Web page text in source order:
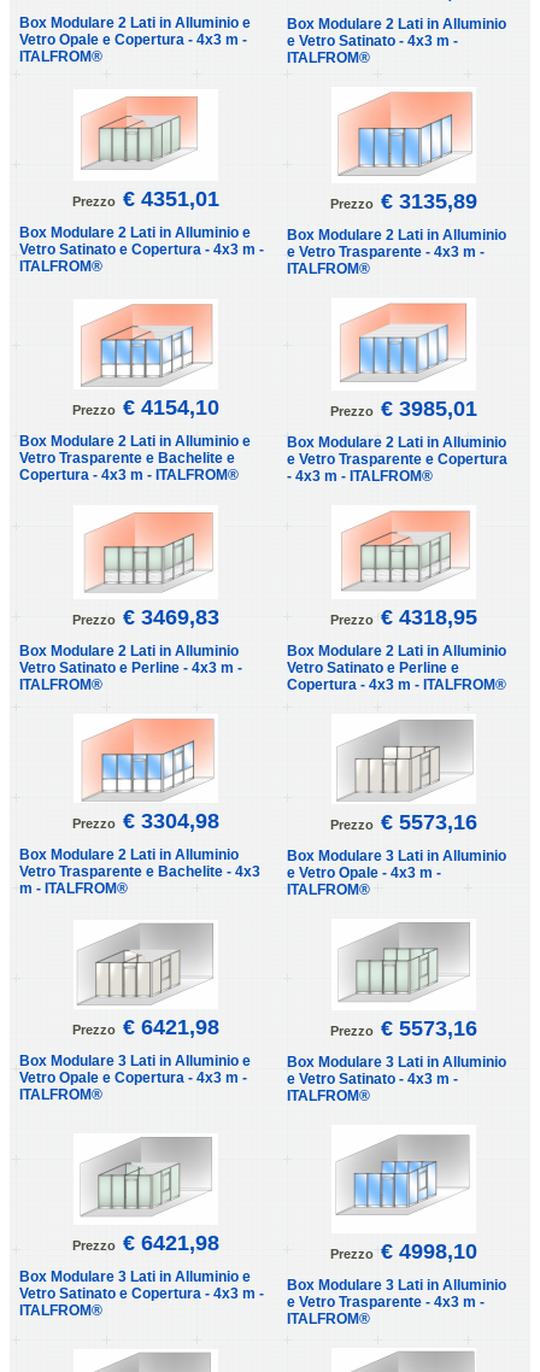
Box Modulare 2 Lati in Alluminio e
Vetro Opale e Copertura - 4x3 m -
ITALFROM®
Box Modulare 2 Lati in Alluminio
e Vetro Satinato - 4x3 m -
ITALFROM®
Prezzo € 4351,01
Box Modulare 2 Lati in Alluminio e
Vetro Satinato e Copertura - 4x3 m -
ITALFROM®
Prezzo € 3135,89
Box Modulare 2 Lati in Alluminio
e Vetro Trasparente - 4x3 m -
ITALFROM®
Prezzo € 4154,10
Box Modulare 2 Lati in Alluminio e
Vetro Trasparente e Bachelite e
Copertura - 4x3 m - ITALFROM®
Prezzo € 3985,01
Box Modulare 2 Lati in Alluminio
e Vetro Trasparente e Copertura
- 4x3 m - ITALFROM®
Prezzo € 3469,83
Box Modulare 2 Lati in Alluminio
Vetro Satinato e Perline - 4x3 m -
ITALFROM®
Prezzo € 4318,95
Box Modulare 2 Lati in Alluminio
Vetro Satinato e Perline e
Copertura - 4x3 m - ITALFROM®
Prezzo € 3304,98
Box Modulare 2 Lati in Alluminio
Vetro Trasparente e Bachelite - 4x3
m - ITALFROM®
Prezzo € 5573,16
Box Modulare 3 Lati in Alluminio
e Vetro Opale - 4x3 m -
ITALFROM®
Prezzo € 6421,98
Box Modulare 3 Lati in Alluminio e
Vetro Opale e Copertura - 4x3 m -
ITALFROM®
Prezzo € 5573,16
Box Modulare 3 Lati in Alluminio
e Vetro Satinato - 4x3 m -
ITALFROM®
Prezzo € 6421,98
Box Modulare 3 Lati in Alluminio e
Vetro Satinato e Copertura - 4x3 m -
ITALFROM®
Prezzo € 4998,10
Box Modulare 3 Lati in Alluminio
e Vetro Trasparente - 4x3 m -
ITALFROM®